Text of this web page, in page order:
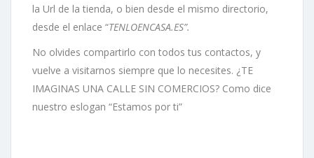
la Url de la tienda, o bien desde el mismo directorio,
desde el enlace “TENLOENCASA.ES”.
No olvides compartirlo con todos tus contactos, y
vuelve a visitarnos siempre que lo necesites. ¿TE
IMAGINAS UNA CALLE SIN COMERCIOS? Como dice
nuestro eslogan “Estamos por ti”